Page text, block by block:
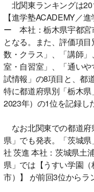
北関東ランキングは
【進学塾ACADEMY／
ー 本社：栃木県宇都宮
となる。また、評価項
数・クラス」、「講師
室・自習室」、「通い
試情報」の8項目と、都
特に都道府県別「栃木
2023年）の1位を記録し
なお北関東での都道府
県」でも発表。「茨城
社 茨進 本社：茨城県土
県」では【うすい学園
市）】 が前回3位からラ